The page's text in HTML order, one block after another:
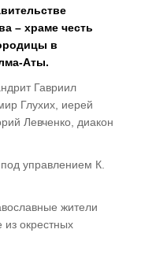
– храме честь
в
Аты.
Гавриил
Глухих, иерей
Левченко, диакон
управлением К.
жители
окрестных